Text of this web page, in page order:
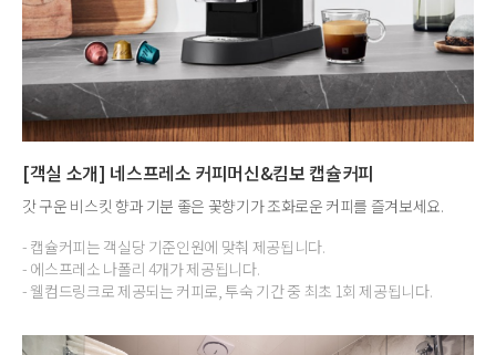
[객실 소개] 네스프레소 커피머신&킴보 캡슐커피
갓 구운 비스킷 향과 기분 좋은 꽃향기가 조화로운 커피를 즐겨보세요.
- 캡슐커피는 객실당 기준인원에 맞춰 제공됩니다.
- 에스프레소 나폴리 4개가 제공됩니다.
- 웰컴드링크로 제공되는 커피로, 투숙 기간 중 최초 1회 제공됩니다.